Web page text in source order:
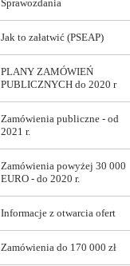
Sprawozdania
Jak to załatwić (PSEAP)
PLANY ZAMÓWIEŃ
PUBLICZNYCH do 2020 r
Zamówienia publiczne - od
2021 r.
Zamówienia powyżej 30 000
EURO - do 2020 r.
Informacje z otwarcia ofert
Zamówienia do 170 000 zł